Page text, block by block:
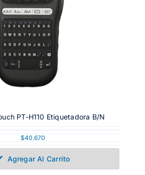
PT-H110 Etiquetadora B/N
$40.670
Agregar Al Carrito